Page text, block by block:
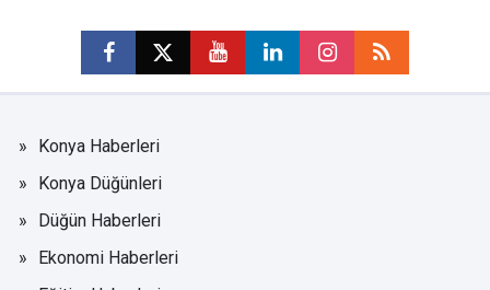
Konya Haberleri
Konya Düğünleri
Düğün Haberleri
Ekonomi Haberleri